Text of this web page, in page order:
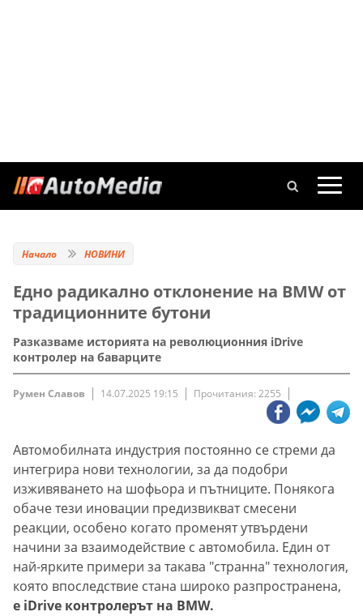
Начало НОВИНИ
Едно радикално отклонение на BMW от
традиционните бутони
Разказваме историята на революционния iDrive
контролер на баварците
Румен Славов 14.07.2025 19:15 Прочитания: 2255
Автомобилната индустрия постоянно се стреми да
интегрира нови технологии, за да подобри
изживяването на шофьора и пътниците. Понякога
обаче тези иновации предизвикват смесени
реакции, особено когато променят утвърдени
начини за взаимодействие с автомобила. Един от
най-ярките примери за такава "странна" технология,
която впоследствие стана широко разпространена,
е iDrive контролерът на BMW.